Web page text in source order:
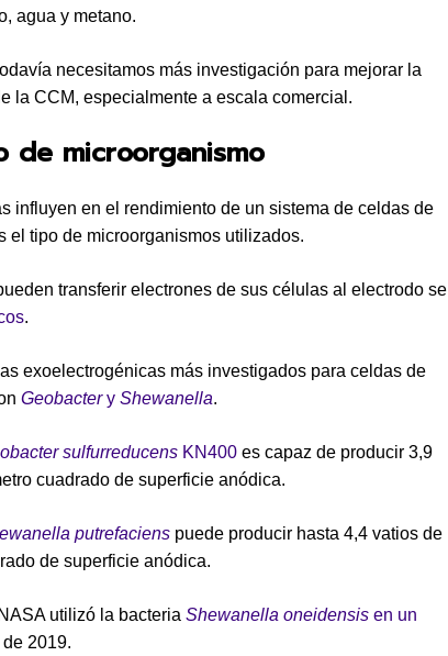
agua y metano.
necesitamos más investigación para mejorar la
la CCM, especialmente a escala comercial.
de microorganismo
influyen en el rendimiento de un sistema de celdas de
el tipo de microorganismos utilizados.
transferir electrones de sus células al electrodo se
.
exoelectrogénicas más investigados para celdas de
Geobactery Shewanella.
sulfurreducens KN400 es capaz de producir 3,9
cuadrado de superficie anódica.
putrefaciens puede producir hasta 4,4 vatios de
de superficie anódica.
utilizó la bacteria Shewanella oneidensis en un
2019.